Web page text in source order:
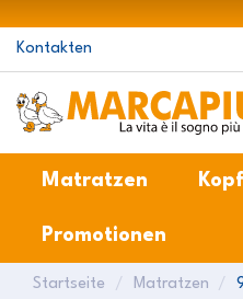
Kontakten
Matratzen
Promotionen
Startseite Matratzen